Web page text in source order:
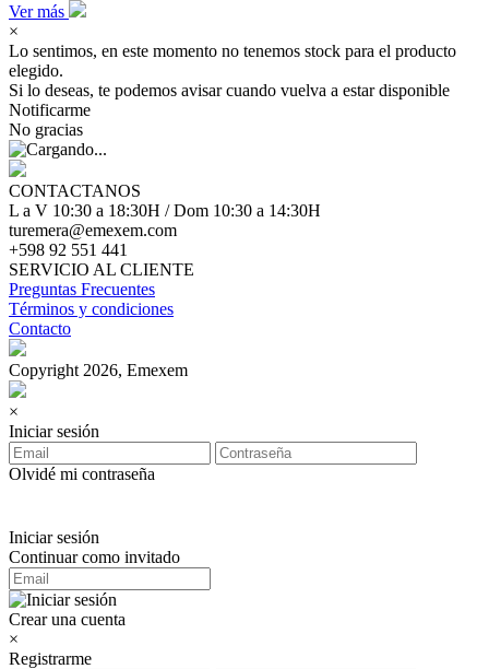
Ver más
×
Lo sentimos, en este momento no tenemos stock para el producto
elegido.
Si lo deseas, te podemos avisar cuando vuelva a estar disponible
Notificarme
No gracias
CONTACTANOS
L a V 10:30 a 18:30H / Dom 10:30 a 14:30H
turemera@emexem.com
+598 92 551 441
SERVICIO AL CLIENTE
Preguntas Frecuentes
Términos y condiciones
Contacto
Copyright 2026, Emexem
×
Iniciar sesión
Olvidé mi contraseña
Iniciar sesión
Continuar como invitado
Crear una cuenta
×
Registrarme